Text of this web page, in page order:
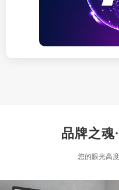
品牌之魂
您的眼光高